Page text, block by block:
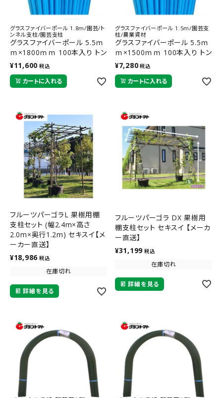
グラスファイバーポール 1.8m/園芸/ト
ンネル支柱/園芸支柱
グラスファイバーポール 5.5ｍ
ｍ×1800ｍｍ 100本入り トン
ネル支柱 FRP支柱 シンセイ
¥11,600 税込
カートに入れる
グラスファイバーポール 1.5m/園芸支
柱/農業資材
グラスファイバーポール 5.5ｍ
ｍ×1500ｍｍ 100本入り トン
ネル支柱 FRP支柱 シンセイ
¥7,280 税込
カートに入れる
フルーツパーゴラL 果樹用棚
支柱セット (幅2.4m×高さ
2.0m×奥行1.2m) セキスイ【メ
ーカー直送】
¥18,986 税込
在庫切れ
詳細を見る
フルーツパーゴラ DX 果樹用
棚支柱セット セキスイ 【メーカ
ー直送】
¥31,199 税込
在庫切れ
詳細を見る